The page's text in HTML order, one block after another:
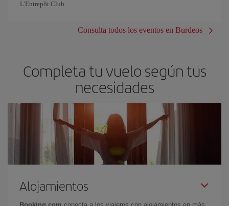
L'Entrepôt Club
Consulta todos los eventos en Burdeos
Completa tu vuelo según tus
necesidades
Alojamientos